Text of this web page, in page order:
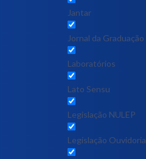
Jantar
Jornal da Graduação
Laboratórios
Lato Sensu
Legislação NULEP
Legislação Ouvidoria